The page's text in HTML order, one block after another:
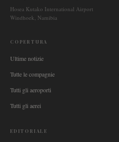
Hosea Kutako International Airport
Windhoek, Namibia
COPERTURA
Ultime notizie
Tutte le compagnie
Tutti gli aeroporti
Tutti gli aerei
EDITORIALE